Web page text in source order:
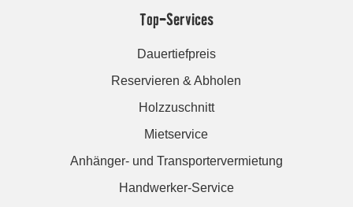
Top-Services
Dauertiefpreis
Reservieren & Abholen
Holzzuschnitt
Mietservice
Anhänger- und Transportervermietung
Handwerker-Service